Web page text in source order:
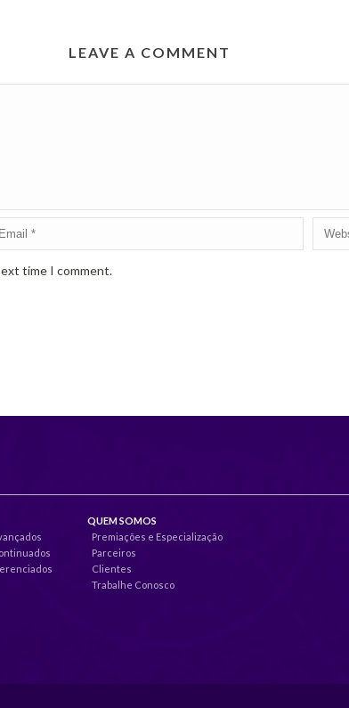
LEAVE A COMMENT
time I comment.
QUEM SOMOS
Premiações e Especialização
Parceiros
Clientes
Trabalhe Conosco